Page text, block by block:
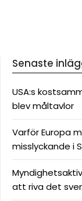
Senaste
USA:s
blev måltavlor
Varför Europa
misslyckande i
att riva det